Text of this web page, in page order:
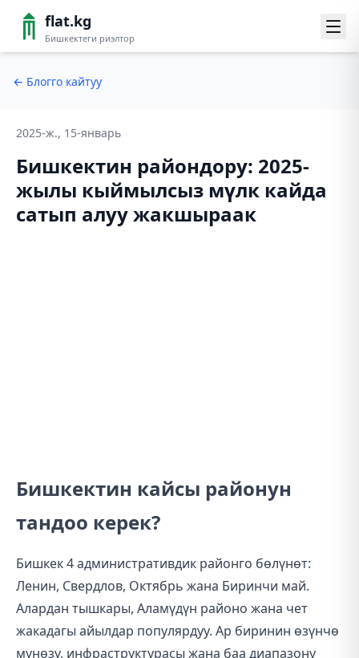
flat.kg
Бишкектеги риэлтор
← Блогго кайтуу
2025-ж., 15-январь
Бишкектин райондору: 2025-
жылы кыймылсыз мүлк кайда
сатып алуу жакшыраак
Бишкектин кайсы районун
тандоо керек?
Бишкек 4 административдик районго бөлүнөт:
Ленин, Свердлов, Октябрь жана Биринчи май.
Алардан тышкары, Аламүдүн районо жана чет
жакадагы айылдар популярдуу. Ар биринин өзүнчө
мүнөзү, инфраструктурасы жана баа диапазону